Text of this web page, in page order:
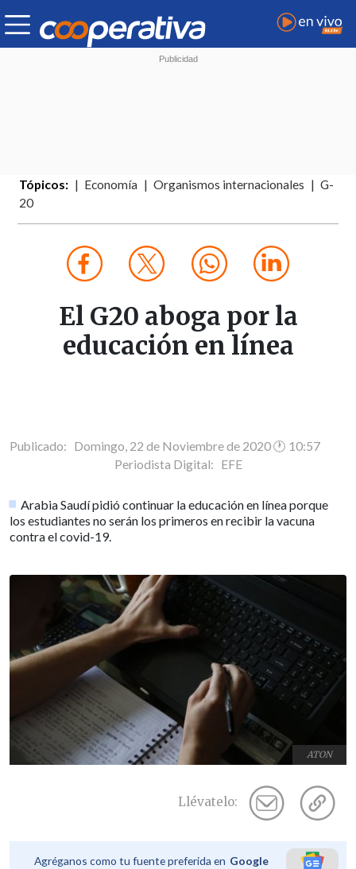
Tópicos: Economía Organismos internacionales
G-
20
El G20 aboga por la
educación en línea
Publicado: Domingo, 22 de Noviembre de 2020 🕐 10:57
Periodista Digital: EFE
Arabia Saudí pidió continuar la educación en línea porque
los estudiantes no serán los primeros en recibir la vacuna
contra el covid-19.
ATON
Llévatelo:
Agréganos como tu fuente preferida en Google